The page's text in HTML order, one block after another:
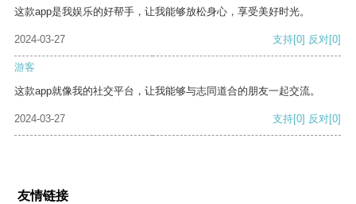
这款app是我娱乐的好帮手，让我能够放松身心，享受美好时光。
2024-03-27 支持[0] 反对[0]
游客
这款app就像我的社交平台，让我能够与志同道合的朋友一起交流。
2024-03-27 支持[0] 反对[0]
友情链接